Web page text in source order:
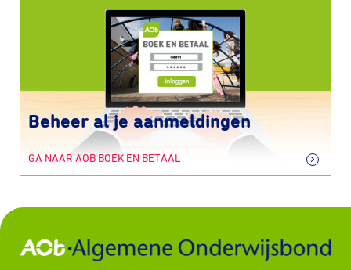
Beheer al je aanmeldingen
GA NAAR AOB BOEK EN BETAAL